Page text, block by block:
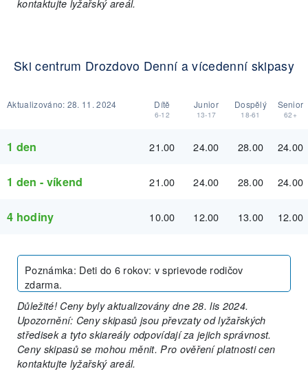
kontaktujte lyžařský areál.
Ski centrum Drozdovo Denní a vícedenní skipasy
Aktualizováno: 28. 11. 2024 Dítě
6-12
Junior
13-17
Dospělý
18-61
Senior
62+
1 den 21.00 24.00 28.00 24.00
1 den - víkend 21.00 24.00 28.00 24.00
4 hodiny 10.00 12.00 13.00 12.00
Poznámka: Deti do 6 rokov: v sprievode rodičov
zdarma.
Důležité! Ceny byly aktualizovány dne 28. lis 2024.
Upozornění: Ceny skipasů jsou převzaty od lyžařských
středisek a tyto skiareály odpovídají za jejich správnost.
Ceny skipasů se mohou měnit. Pro ověření platnosti cen
kontaktujte lyžařský areál.